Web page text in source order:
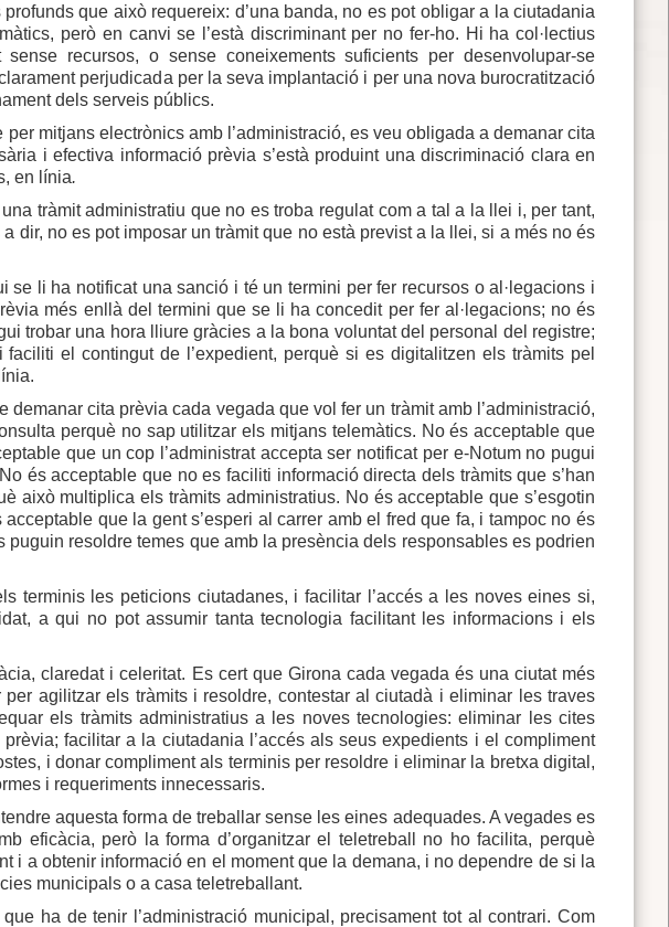
que això requereix: d’una banda, no es pot obligar a la ciutadania
però en canvi se l’està discriminant per no fer-ho. Hi ha col·lectius
recursos, o sense coneixements suficients per desenvolupar-se
perjudicada per la seva implantació i per una nova burocratització
dels serveis públics.
mitjans electrònics amb l’administració, es veu obligada a demanar cita
i efectiva informació prèvia s’està produint una discriminació clara en
en línia.
tràmit administratiu que no es troba regulat com a tal a la llei i, per tant,
dir, no es pot imposar un tràmit que no està previst a la llei, si a més no és
li ha notificat una sanció i té un termini per fer recursos o al·legacions i
més enllà del termini que se li ha concedit per fer al·legacions; no és
trobar una hora lliure gràcies a la bona voluntat del personal del registre;
el contingut de l’expedient, perquè si es digitalitzen els tràmits pel
cita prèvia cada vegada que vol fer un tràmit amb l’administració,
perquè no sap utilitzar els mitjans telemàtics. No és acceptable que
que un cop l’administrat accepta ser notificat per e-Notum no pugui
és acceptable que no es faciliti informació directa dels tràmits que s’han
això multiplica els tràmits administratius. No és acceptable que s’esgotin
que la gent s’esperi al carrer amb el fred que fa, i tampoc no és
resoldre temes que amb la presència dels responsables es podrien
terminis les peticions ciutadanes, i facilitar l’accés a les noves eines si,
a qui no pot assumir tanta tecnologia facilitant les informacions i els
claredat i celeritat. Es cert que Girona cada vegada és una ciutat més
per agilitzar els tràmits i resoldre, contestar al ciutadà i eliminar les traves
els tràmits administratius a les noves tecnologies: eliminar les cites
facilitar a la ciutadania l’accés als seus expedients i el compliment
i donar compliment als terminis per resoldre i eliminar la bretxa digital,
i requeriments innecessaris.
aquesta forma de treballar sense les eines adequades. A vegades es
eficàcia, però la forma d’organitzar el teletreball no ho facilita, perquè
i a obtenir informació en el moment que la demana, i no dependre de si la
municipals o a casa teletreballant.
ha de tenir l’administració municipal, precisament tot al contrari. Com